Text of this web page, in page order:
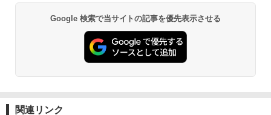
Google 検索で当サイトの記事を優先表示させる
関連リンク